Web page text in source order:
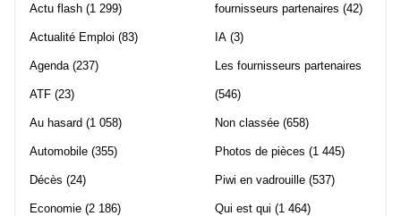
Actu flash (1 299)
Actualité Emploi (83)
Agenda (237)
ATF (23)
Au hasard (1 058)
Automobile (355)
Décès (24)
Economie (2 186)
fournisseurs partenaires (42)
IA (3)
Les fournisseurs partenaires
(546)
Non classée (658)
Photos de pièces (1 445)
Piwi en vadrouille (537)
Qui est qui (1 464)